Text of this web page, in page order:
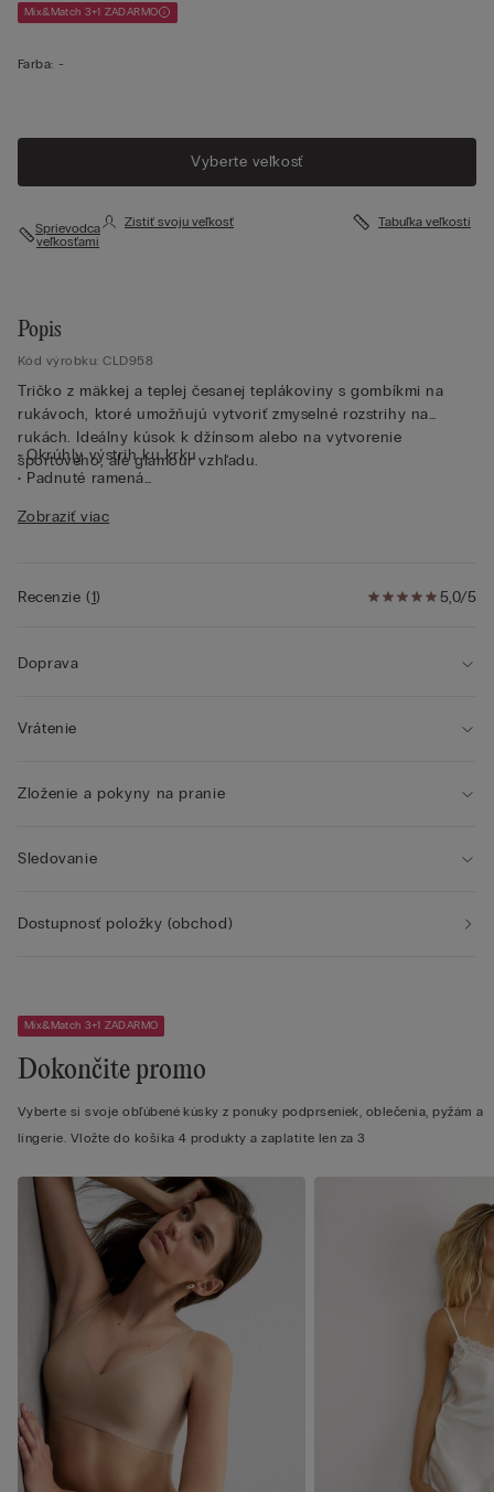
Mix&Match 3+1 ZADARMO
Farba: -
Vyberte veľkosť
Sprievodca
veľkosťami
Zistiť svoju veľkosť Tabuľka veľkostí
Popis
Kód výrobku: CLD958
Tričko z mäkkej a teplej česanej teplákoviny s gombíkmi na
rukávoch, ktoré umožňujú vytvoriť zmyselné rozstrihy na
rukách. Ideálny kúsok k džínsom alebo na vytvorenie
športového, ale glamour vzhľadu.
• Okrúhly výstrih ku krku
• Padnuté ramená
• Lemovanie na spodnom okraji trička
Zobraziť viac
5,0/5
Recenzie(1)
Doprava
Vrátenie
Zloženie a pokyny na pranie
Sledovanie
Dostupnosť položky (obchod)
Mix&Match 3+1 ZADARMO
Dokončite promo
Vyberte si svoje obľúbené kúsky z ponuky podprseniek, oblečenia, pyžám a
lingerie. Vložte do košíka 4 produkty a zaplatíte len za 3